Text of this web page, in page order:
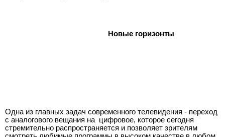
Новые горизонты
Одна из главных задач современного телевидения - переход
с аналогового вещания на цифровое, которое сегодня
стремительно распространяется и позволяет зрителям